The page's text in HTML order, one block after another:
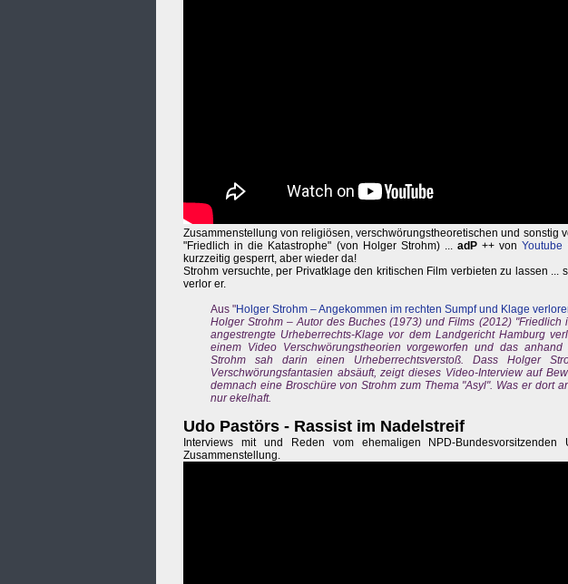
Zusammenstellung von religiösen, verschwörungstheoretischen und sonstig
"Friedlich in die Katastrophe" (von Holger Strohm) ... adP ++ vonYoutube
kurzzeitig gesperrt, aber wieder da!
Strohm versuchte, per Privatklage den kritischen Film verbieten zu lassen ...
verlor er.
Aus "Holger Strohm – Angekommen im rechten Sumpf und Klage
Holger Strohm – Autor des Buches (1973) und Films (2012)
angestrengte Urheberrechts-Klage vor dem Landgericht Hamburg
einem Video Verschwörungstheorien vorgeworfen und das anhand
Strohm sah darin einen Urheberrechtsverstoß. Dass Holger
Verschwörungsfantasien absäuft, zeigt dieses Video-Interview auf
demnach eine Broschüre von Strohm zum Thema "Asyl". Was er dort
nur ekelhaft.
Udo Pastörs - Rassist im Nadelstreif
Interviews mit und Reden vom ehemaligen NPD-
Zusammenstellung.